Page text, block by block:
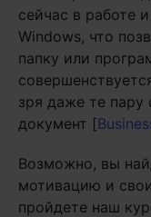
сейчас в работе
Windows, что
папку или
зря даже те пару
документ [
Возможно, вы
мотивацию и
пройдете наш